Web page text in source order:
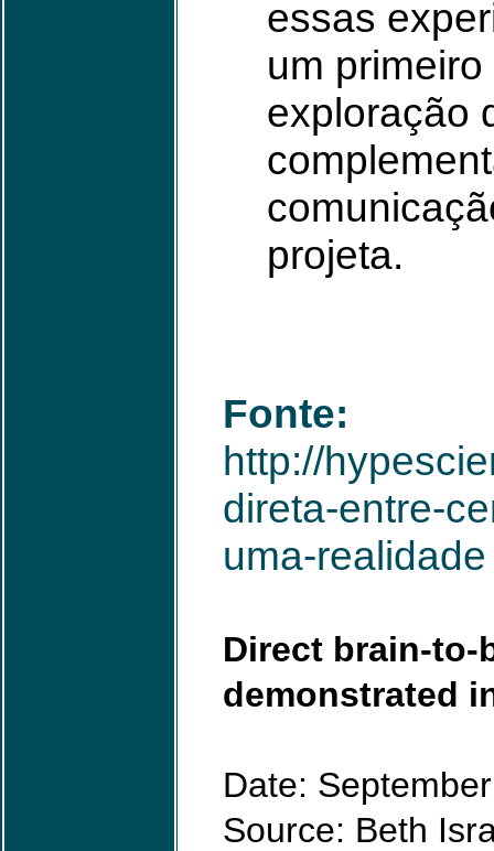
essas
um
exploração
projeta.
Fonte:
http://
direta-entre-
uma-realidade
Direct brain-
demonstrated
Date:
Source: Beth